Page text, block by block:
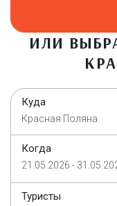
ИЛИ
Куда
Красная Поляна
Когда
21.05.2026 -
Туристы